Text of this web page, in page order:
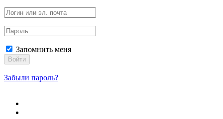
Запомнить меня
Войти
Забыли пароль?